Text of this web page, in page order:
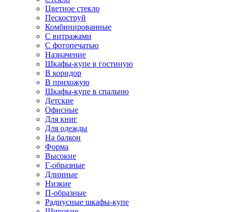
Цветное стекло
Пескоструй
Комбинированные
С витражами
С фотопечатью
Назначение
Шкафы-купе в гостиную
В коридор
В прихожую
Шкафы-купе в спальню
Детские
Офисные
Для книг
Для одежды
На балкон
Форма
Высокие
Г-образные
Длинные
Низкие
П-образные
Радиусные шкафы-купе